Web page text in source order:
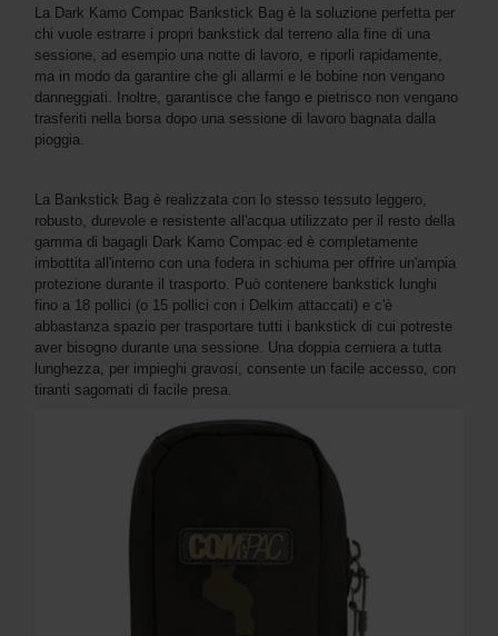
La Dark Kamo Compac Bankstick Bag è la soluzione perfetta per
chi vuole estrarre i propri bankstick dal terreno alla fine di una
sessione, ad esempio una notte di lavoro, e riporli rapidamente,
ma in modo da garantire che gli allarmi e le bobine non vengano
danneggiati. Inoltre, garantisce che fango e pietrisco non vengano
trasferiti nella borsa dopo una sessione di lavoro bagnata dalla
pioggia.
La Bankstick Bag è realizzata con lo stesso tessuto leggero,
robusto, durevole e resistente all'acqua utilizzato per il resto della
gamma di bagagli Dark Kamo Compac ed è completamente
imbottita all'interno con una fodera in schiuma per offrire un'ampia
protezione durante il trasporto. Può contenere bankstick lunghi
fino a 18 pollici (o 15 pollici con i Delkim attaccati) e c'è
abbastanza spazio per trasportare tutti i bankstick di cui potreste
aver bisogno durante una sessione. Una doppia cerniera a tutta
lunghezza, per impieghi gravosi, consente un facile accesso, con
tiranti sagomati di facile presa.